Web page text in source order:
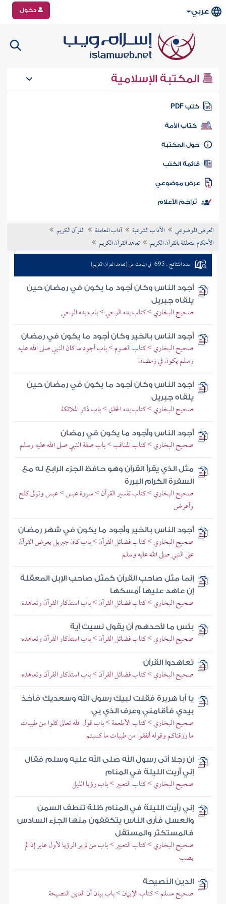
عربي دخول
المكتبة الإسلامية
كتب PDF
كتاب الأمة
المكتبة
الكتب
موضوعي
تراجم الأعلام
العرض الموضوعي الآداب الشرعية آداب المعاملة
القرآن الكريم
الأحكام المتعلقة بالقرآن الكريم
تعاهد القرآن الكريم
عدد النتائج : 695 في البحث عن (تعاهد القرآن الكريم)
أجود الناس وكان أجود ما يكون في رمضان حين
يلقاه جبريل
صحيح البخاري > كتاب بدء الوحي > باب بدء الوحي
أجود الناس بالخير وكان أجود ما يكون في رمضان
صحيح البخاري > كتاب الصوم > باب أجود ما كان النبي صلى الله عليه
وسلم يكون في رمضان
أجود الناس وكان أجود ما يكون في رمضان حين
يلقاه جبريل
صحيح البخاري > كتاب بدء الخلق > باب ذكر الملائكة
أجود الناس وأجود ما يكون في رمضان
صحيح البخاري > كتاب المناقب > باب صفة النبي صلى الله عليه وسلم
مثل الذي يقرأ القرآن وهو حافظ الجزء الرابع له مع
السفرة الكرام البررة
صحيح البخاري > كتاب تفسير القرآن > سورة عبس > عبس وتولى كلح
وأعرض
أجود الناس بالخير وأجود ما يكون في شهر رمضان
صحيح البخاري > كتاب فضائل القرآن > باب كان جبريل يعرض القرآن
على النبي صلى الله عليه وسلم
إنما مثل صاحب القرآن كمثل صاحب الإبل المعقلة
إن عاهد عليها أمسكها
صحيح البخاري > كتاب فضائل القرآن > باب استذكار القرآن وتعاهده
بئس ما لأحدهم أن يقول نسيت آية
صحيح البخاري > كتاب فضائل القرآن > باب استذكار القرآن وتعاهده
تعاهدوا القرآن
صحيح البخاري > كتاب فضائل القرآن > باب استذكار القرآن وتعاهده
يا أبا هريرة فقلت لبيك رسول الله وسعديك فأخذ
بيدي فأقامني وعرف الذي بي
صحيح البخاري > كتاب الأطعمة > باب قول الله تعالى كلوا من طيبات
ما رزقناكم وقوله أنفقوا من طيبات ما كسبتم
أن رجلا أتى رسول الله صلى الله عليه وسلم فقال
إني أريت الليلة في المنام
صحيح البخاري > كتاب التعبير > باب رؤيا الليل
إني رأيت الليلة في المنام ظلة تنطف السمن
والعسل فأرى الناس يتكففون منها الجزء السادس
فالمستكثر والمستقل
صحيح البخاري > كتاب التعبير > باب من لم ير الرؤيا لأول عابر إذا لم
يصب
الدين النصيحة
صحيح مسلم > كتاب الإيمان > باب بيان أن الدين النصيحة